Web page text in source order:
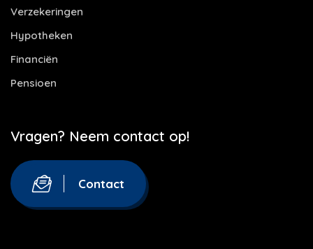
Verzekeringen
Hypotheken
Financiën
Pensioen
Vragen? Neem contact op!
Contact